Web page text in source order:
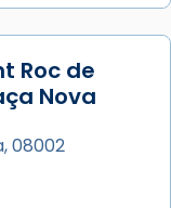
Roc de
Nova
08002